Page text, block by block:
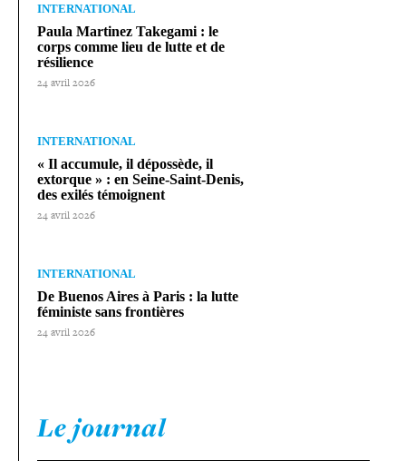
INTERNATIONAL
Paula Martinez Takegami : le
corps comme lieu de lutte et de
résilience
24 avril 2026
INTERNATIONAL
« Il accumule, il dépossède, il
extorque » : en Seine-​Saint-​Denis,
des exilés témoignent
24 avril 2026
INTERNATIONAL
De Buenos Aires à Paris : la lutte
féministe sans frontières
24 avril 2026
Le journal